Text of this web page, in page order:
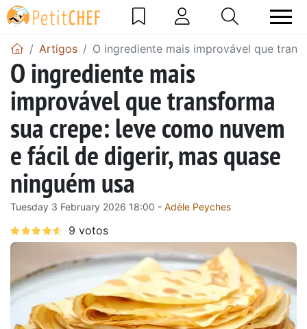
Artigos O ingrediente mais improvável que
O ingrediente mais
improvável que transforma
sua crepe: leve como nuvem
e fácil de digerir, mas quase
ninguém usa
Tuesday 3 February 2026 18:00 - Adèle Peyches